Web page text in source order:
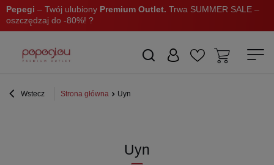
Pepegi – Twój ulubiony Premium Outlet. Trwa SUMMER SALE –
oszczędzaj do -80%! ?
Wstecz Strona główna Uyn
Uyn